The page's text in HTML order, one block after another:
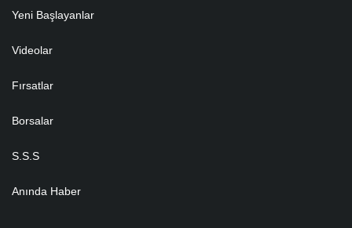
Yeni Başlayanlar
Videolar
Fırsatlar
Borsalar
S.S.S
Anında Haber